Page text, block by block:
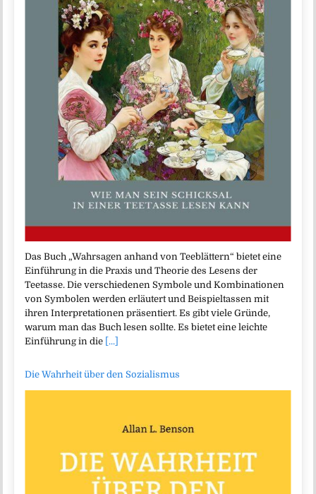
Das Buch „Wahrsagen anhand von Teeblättern“ bietet eine
Einführung in die Praxis und Theorie des Lesens der
Teetasse. Die verschiedenen Symbole und Kombinationen
von Symbolen werden erläutert und Beispieltassen mit
ihren Interpretationen präsentiert. Es gibt viele Gründe,
warum man das Buch lesen sollte. Es bietet eine leichte
Einführung in die [...]
Die Wahrheit über den Sozialismus